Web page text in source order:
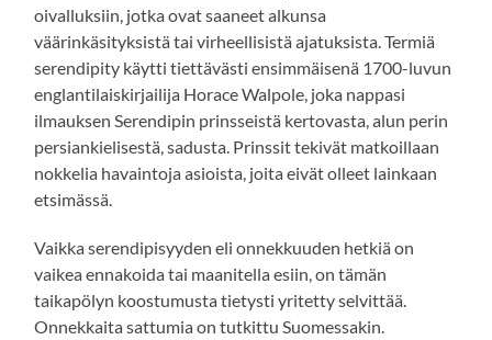
oivalluksiin, jotka ovat saaneet alkunsa
väärinkäsityksistä tai virheellisistä ajatuksista. Termiä
serendipity käytti tiettävästi ensimmäisenä 1700-luvun
englantilaiskirjailija Horace Walpole, joka nappasi
ilmauksen Serendipin prinsseistä kertovasta, alun perin
persiankielisestä, sadusta. Prinssit tekivät matkoillaan
nokkelia havaintoja asioista, joita eivät olleet lainkaan
etsimässä.
Vaikka serendipisyyden eli onnekkuuden hetkiä on
vaikea ennakoida tai maanitella esiin, on tämän
taikapölyn koostumusta tietysti yritetty selvittää.
Onnekkaita sattumia on tutkittu Suomessakin.